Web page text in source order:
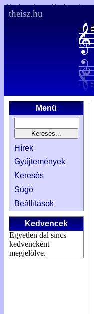
theisz.hu
Menü
Hírek
Gyűjtemények
Keresés
Súgó
Beállítások
Kedvencek
Egyetlen dal sincs
kedvencként
megjelölve.